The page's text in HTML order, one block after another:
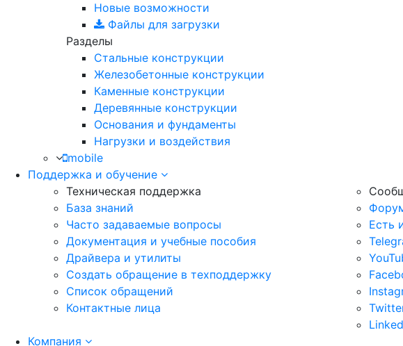
Новые возможности
Файлы для загрузки
Разделы
Стальные конструкции
Железобетонные конструкции
Каменные конструкции
Деревянные конструкции
Основания и фундаменты
Нагрузки и воздействия
mobile
Поддержка и обучение
Техническая поддержка
База знаний
Часто задаваемые вопросы
Документация и учебные пособия
Драйвера и утилиты
Создать обращение в техподдержку
Список обращений
Контактные лица
Есть
Компания